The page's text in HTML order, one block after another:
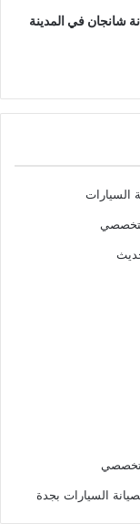
شانجان في المدينة
السيارات
السيارات بجدة